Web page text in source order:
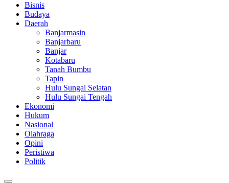
Bisnis
Budaya
Daerah
Banjarmasin
Banjarbaru
Banjar
Kotabaru
Tanah Bumbu
Tapin
Hulu Sungai Selatan
Hulu Sungai Tengah
Ekonomi
Hukum
Nasional
Olahraga
Opini
Peristiwa
Politik